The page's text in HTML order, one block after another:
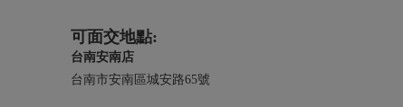
可面交地點:
台南安南店
台南市安南區城安路65號